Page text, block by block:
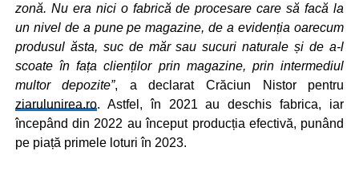
zonă. Nu era nici o fabrică de procesare care să facă la
un nivel de a pune pe magazine, de a evidenția oarecum
produsul ăsta, suc de măr sau sucuri naturale și de a-l
scoate în fața clienților prin magazine, prin intermediul
multor depozite”, a declarat Crăciun Nistor pentru
ziarulunirea.ro. Astfel, în 2021 au deschis fabrica, iar
începând din 2022 au început producția efectivă, punând
pe piață primele loturi în 2023.